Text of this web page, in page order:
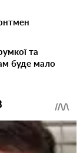
та
буде мало